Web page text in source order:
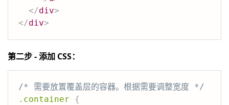
</div>
</div>
第二步 - 添加 CSS：
/* 需要放置覆盖层的容器。根据需要调整宽度 */
.container
{